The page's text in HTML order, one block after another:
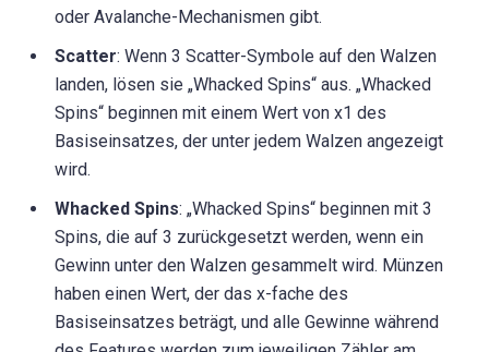
oder Avalanche-Mechanismen gibt.
Scatter: Wenn 3 Scatter-Symbole auf den Walzen
landen, lösen sie „Whacked Spins“ aus. „Whacked
Spins“ beginnen mit einem Wert von x1 des
Basiseinsatzes, der unter jedem Walzen angezeigt
wird.
Whacked Spins: „Whacked Spins“ beginnen mit 3
Spins, die auf 3 zurückgesetzt werden, wenn ein
Gewinn unter den Walzen gesammelt wird. Münzen
haben einen Wert, der das x-fache des
Basiseinsatzes beträgt, und alle Gewinne während